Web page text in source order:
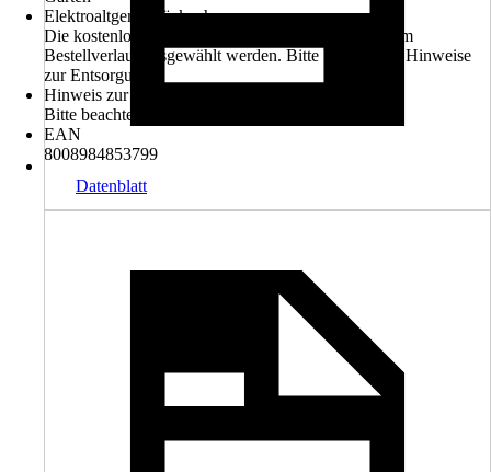
Elektroaltgerät-Rücknahme
Die kostenlose Rückgabe des Elektro-Geräts kann im
Bestellverlauf ausgewählt werden. Bitte beachte die Hinweise
zur Entsorgung.
Hinweis zur Entsorgung
Bitte beachte die Hinweise zur Entsorgung
EAN
8008984853799
Datenblatt